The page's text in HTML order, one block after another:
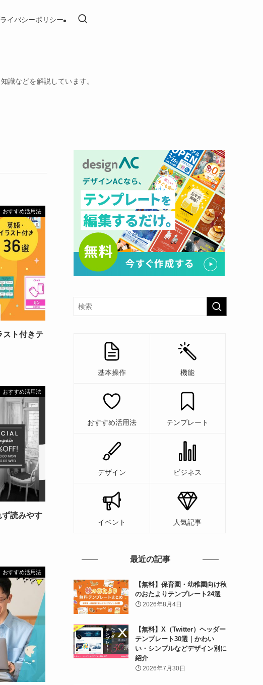
識などを解説しています。
イバシーポリシー
おすすめ活用法
スト付きテ
おすすめ活用法
ず読みやす
おすすめ活用法
基本操作 機能
おすすめ活用法 テンプレート
デザイン ビジネス
イベント 人気記事
最近の記事
【無料】保育園・幼稚園向け秋
のおたよりテンプレート24選
2026年8月4日
【無料】X（Twitter）ヘッダー
テンプレート30選｜かわい
い・シンプルなどデザイン別に
紹介
2026年7月30日